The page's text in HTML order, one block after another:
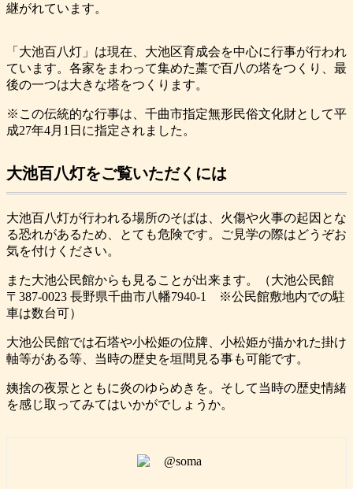
継がれています。
「大池百八灯」は現在、大池区育成会を中心に行事が行われ
ています。各家をまわって集めた藁で百八の塔をつくり、最
後の一つは大きな塔をつくります。
※この伝統的な行事は、千曲市指定無形民俗文化財として平
成27年4月1日に指定されました。
大池百八灯をご覧いただくには
大池百八灯が行われる場所のそばは、火傷や火事の起因とな
る恐れがあるため、とても危険です。ご見学の際はどうぞお
気を付けください。
また大池公民館からも見ることが出来ます。（大池公民館
〒387-0023 長野県千曲市八幡7940-1 ※公民館敷地内での駐
車は数台可）
大池公民館では石塔や小松姫の位牌、小松姫が描かれた掛け
軸等がある等、当時の歴史を垣間見る事も可能です。
姨捨の夜景とともに炎のゆらめきを。そして当時の歴史情緒
を感じ取ってみてはいかがでしょうか。